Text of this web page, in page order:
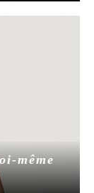
même